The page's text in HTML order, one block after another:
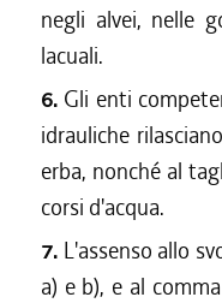
negli alvei, nelle
lacuali.
6. Gli enti
idrauliche
erba, nonché al
corsi d'acqua.
7. L'assenso allo
a) e b), e al